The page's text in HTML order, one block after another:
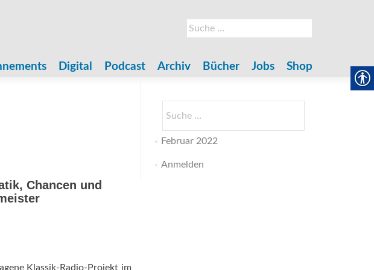
Suche
nach:
Digital Podcast Archiv Bücher Jobs Shop
Chancen und
Klassik-Radio-Projekt im
nach:
Februar 2022
Anmelden